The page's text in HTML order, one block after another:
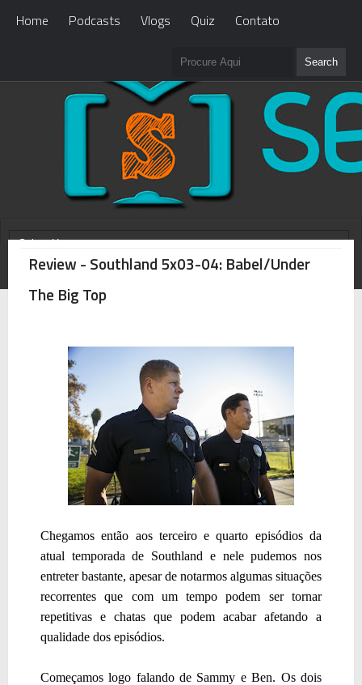
Home Podcasts Vlogs Quiz Contato
WHAT'S NEW? Loading...
Review - Southland 5x03-04: Babel/Under
The Big Top
Chegamos então aos terceiro e quarto episódios da
atual temporada de Southland e nele pudemos nos
entreter bastante, apesar de notarmos algumas situações
recorrentes que com um tempo podem ser tornar
repetitivas e chatas que podem acabar afetando a
qualidade dos episódios.
Começamos logo falando de Sammy e Ben. Os dois